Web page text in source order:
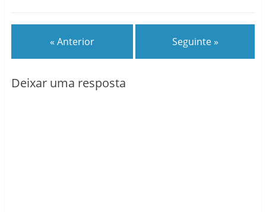
« Anterior Seguinte »
Deixar uma resposta